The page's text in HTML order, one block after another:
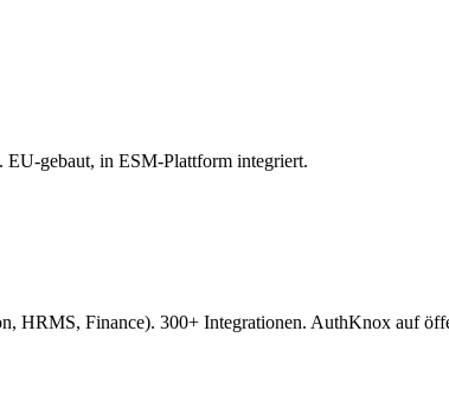
gebaut, in ESM-Plattform integriert.
Finance). 300+ Integrationen. AuthKnox auf